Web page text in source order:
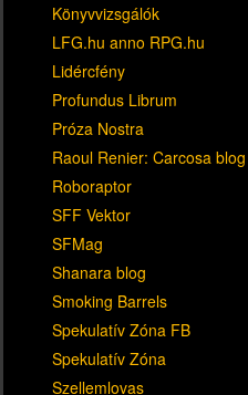
Könyvvizsgálók
LFG.hu anno RPG.hu
Lidércfény
Profundus Librum
Próza Nostra
Raoul Renier: Carcosa blog
Roboraptor
SFF Vektor
SFMag
Shanara blog
Smoking Barrels
Spekulatív Zóna FB
Spekulatív Zóna
Szellemlovas